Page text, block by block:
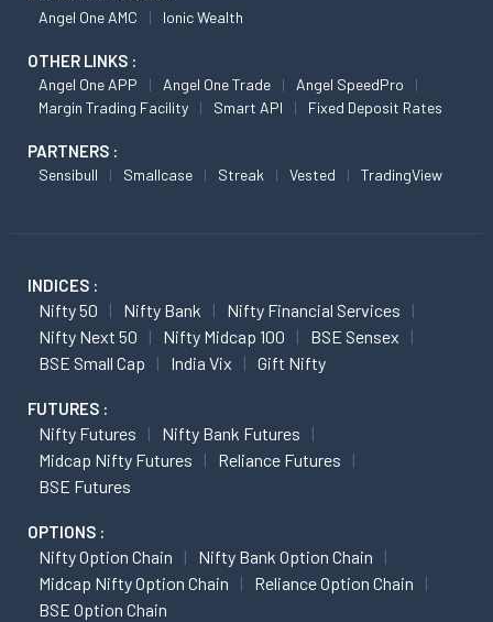
Angel One AMC Ionic Wealth
OTHER LINKS :
Angel One APP Angel One Trade
Angel SpeedPro
Margin Trading Facility
Smart API Fixed Deposit Rates
PARTNERS :
Sensibull Smallcase Streak Vested TradingView
INDICES :
Nifty 50 Nifty Bank
Nifty Financial Services
Nifty Next 50
Nifty Midcap 100
BSE Sensex
BSE Small Cap
India Vix Gift Nifty
FUTURES :
Nifty Futures
Nifty Bank Futures
Midcap Nifty Futures
Reliance Futures
BSE Futures
OPTIONS :
Nifty Option Chain
Nifty Bank Option Chain
Midcap Nifty Option Chain
Reliance Option Chain
BSE Option Chain